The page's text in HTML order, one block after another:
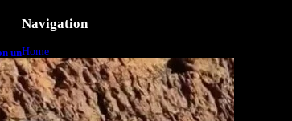
un
Navigation
Home
Business
Lifestyle
Magazine